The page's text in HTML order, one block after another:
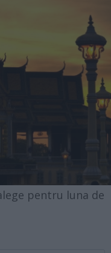
pentru luna de